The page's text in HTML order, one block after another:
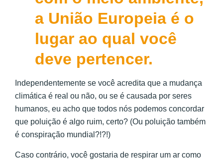
a União Europeia é o
lugar ao qual você
deve pertencer.
Independentemente se você acredita que a mudança
climática é real ou não, ou se é causada por seres
humanos, eu acho que todos nós podemos concordar
que poluição é algo ruim, certo? (Ou poluição também
é conspiração mundial?!?!)
Caso contrário, você gostaria de respirar um ar como